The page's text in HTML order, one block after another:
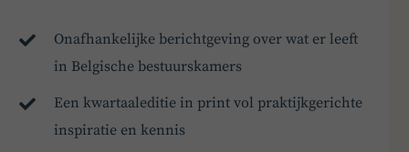
Onafhankelijke berichtgeving over wat er leeft
in Belgische bestuurskamers
Een kwartaaleditie in print vol praktijkgerichte
inspiratie en kennis
Hey! Heb je een vraag over goed bestuur? Stel
ze gerust!